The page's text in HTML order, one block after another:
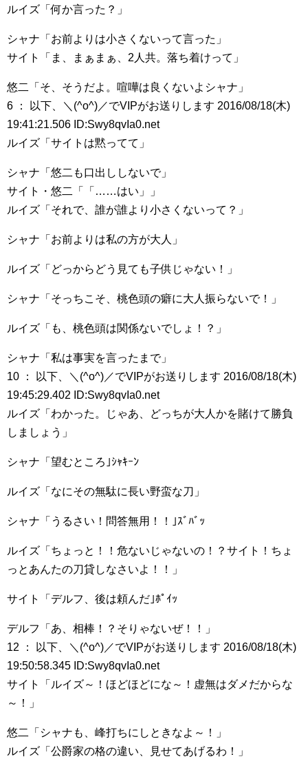
ルイズ「何か言った？」
シャナ「お前よりは小さくないって言った」
サイト「ま、まぁまぁ、2人共。落ち着けって」
悠二「そ、そうだよ。喧嘩は良くないよシャナ」
6 ： 以下、＼(^o^)／でVIPがお送りします 2016/08/18(木)
19:41:21.506 ID:Swy8qvIa0.net
ルイズ「サイトは黙ってて」
シャナ「悠二も口出ししないで」
サイト・悠二「「……はい」」
ルイズ「それで、誰が誰より小さくないって？」
シャナ「お前よりは私の方が大人」
ルイズ「どっからどう見ても子供じゃない！」
シャナ「そっちこそ、桃色頭の癖に大人振らないで！」
ルイズ「も、桃色頭は関係ないでしょ！？」
シャナ「私は事実を言ったまで」
10 ： 以下、＼(^o^)／でVIPがお送りします 2016/08/18(木)
19:45:29.402 ID:Swy8qvIa0.net
ルイズ「わかった。じゃあ、どっちが大人かを賭けて勝負
しましょう」
シャナ「望むところ｣ｼｬｷｰﾝ
ルイズ「なにその無駄に長い野蛮な刀」
シャナ「うるさい！問答無用！！｣ｽﾞﾊﾞｯ
ルイズ「ちょっと！！危ないじゃないの！？サイト！ちょ
っとあんたの刀貸しなさいよ！！」
サイト「デルフ、後は頼んだ｣ﾎﾟｲｯ
デルフ「あ、相棒！？そりゃないぜ！！」
12 ： 以下、＼(^o^)／でVIPがお送りします 2016/08/18(木)
19:50:58.345 ID:Swy8qvIa0.net
サイト「ルイズ～！ほどほどにな～！虚無はダメだからな
～！」
悠二「シャナも、峰打ちにしときなよ～！」
ルイズ「公爵家の格の違い、見せてあげるわ！」